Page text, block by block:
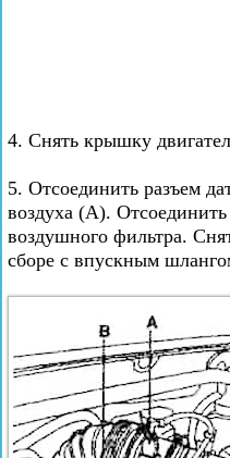
4. Снять крышку
5. Отсоединить разъем
воздуха (А).
воздушного фильтра.
сборе с впускным